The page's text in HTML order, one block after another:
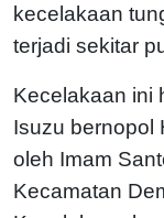
kecelakaan
terjadi sekitar
Kecelakaan ini
Isuzu bernopol
oleh Imam
Kecamatan